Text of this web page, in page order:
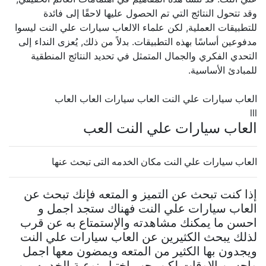
وقد تتحول النتائج التي تم الحصول عليها لاحقًا إلى فائدة
للتطبيقات العملية, لكن علماء الالعاب سيارات علي النت ليسوا
مدفوعين أساسًا بهذه التطبيقات. بدلاً من ذلك, يُعزى النداء إلى
التحدي الفكري والجمال المتمثل في تحديد النتائج المنطقية
للمبادئ الأساسية.
العاب سيارات علي النت العاب سيارات العاب العاب
العاب سيارات علي النت العب
العاب سيارات علي النت مكان الخدمه التى تبحث عنها
إذا كنت تبحث عن التميز و المتعه فإنك تبحث عن
العاب سيارات علي النت فهناك ستجد اجمل و
احسن ما يمكنك مشاهدته والإستمتاع به عن قرب
لذلك يبحث الكثيرين عن العاب سيارات علي النت
ويجدون بها الكثير من المتعه ويمضون معها اجمل